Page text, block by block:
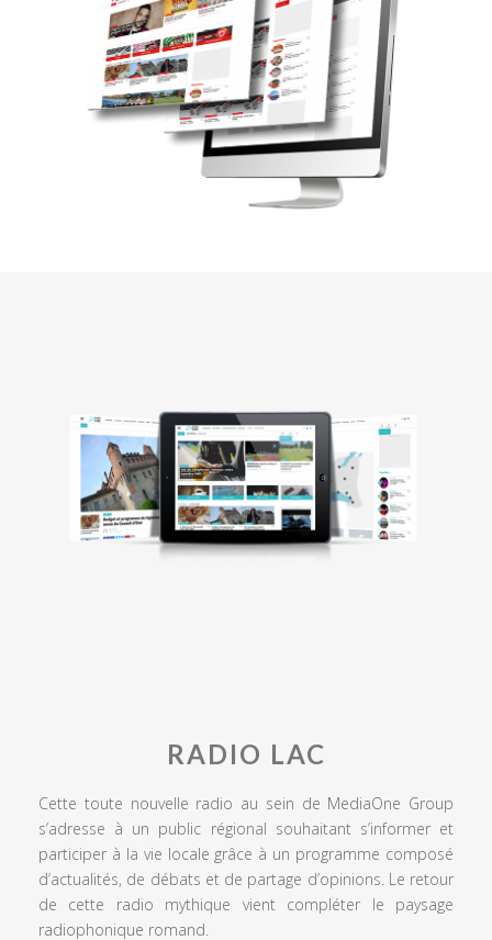
RADIO LAC
Cette toute nouvelle radio au sein de MediaOne Group
s’adresse à un public régional souhaitant s’informer et
participer à la vie locale grâce à un programme composé
d’actualités, de débats et de partage d’opinions. Le retour
de cette radio mythique vient compléter le paysage
radiophonique romand.